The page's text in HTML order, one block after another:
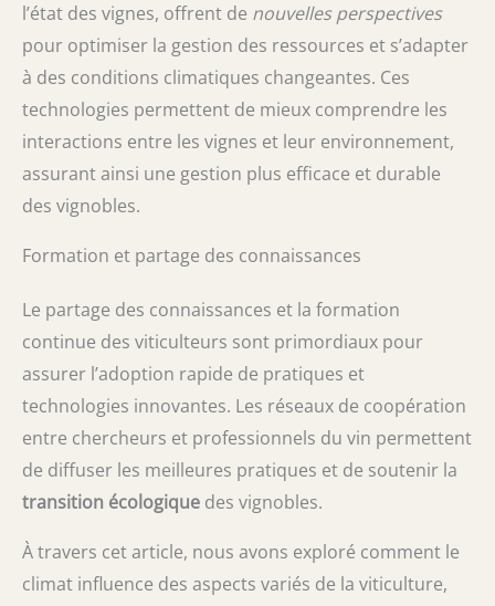
l’état des vignes, offrent de nouvelles perspectives
pour optimiser la gestion des ressources et s’adapter
à des conditions climatiques changeantes. Ces
technologies permettent de mieux comprendre les
interactions entre les vignes et leur environnement,
assurant ainsi une gestion plus efficace et durable
des vignobles.
Formation et partage des connaissances
Le partage des connaissances et la formation
continue des viticulteurs sont primordiaux pour
assurer l’adoption rapide de pratiques et
technologies innovantes. Les réseaux de coopération
entre chercheurs et professionnels du vin permettent
de diffuser les meilleures pratiques et de soutenir la
transition écologique des vignobles.
À travers cet article, nous avons exploré comment le
climat influence des aspects variés de la viticulture,